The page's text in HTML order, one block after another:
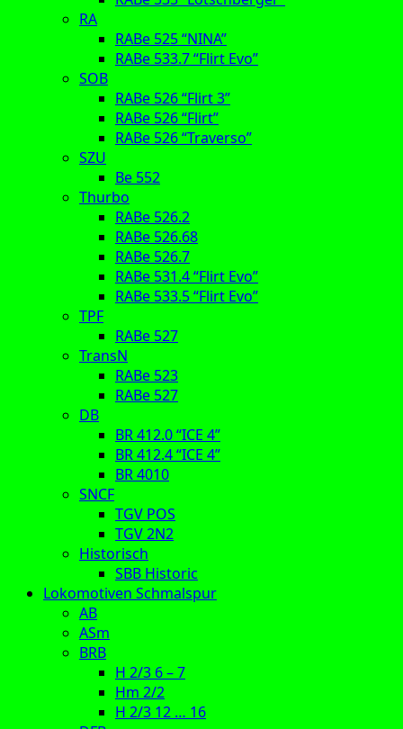
RA
RABe 525 “NINA”
RABe 533.7 “Flirt Evo”
SOB
RABe 526 “Flirt 3”
RABe 526 “Flirt”
RABe 526 “Traverso”
SZU
Be 552
Thurbo
RABe 526.2
RABe 526.68
RABe 526.7
RABe 531.4 “Flirt Evo”
RABe 533.5 “Flirt Evo”
TPF
RABe 527
TransN
RABe 523
RABe 527
DB
BR 412.0 “ICE 4”
BR 412.4 “ICE 4”
BR 4010
SNCF
TGV POS
TGV 2N2
Historisch
SBB Historic
Lokomotiven Schmalspur
AB
ASm
BRB
H 2/3 6 – 7
Hm 2/2
H 2/3 12 … 16